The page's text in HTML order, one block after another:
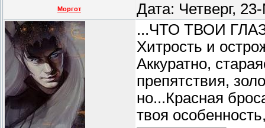
Моргот Дата: Четверг,
...ЧТО ТВОИ
Хитрость и
Аккуратно,
препятствия,
но...Красная
твоя